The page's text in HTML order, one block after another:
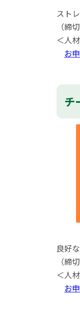
スト
（締
＜人
お
チ
良好
（締
＜人
お